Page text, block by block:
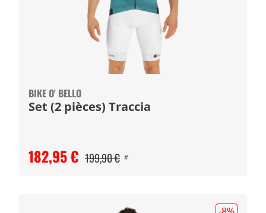
BIKE O' BELLO
Set (2 pièces) Traccia
182,95 € 199,90 € #